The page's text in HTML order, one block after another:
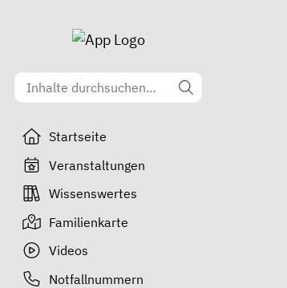
Startseite
Veranstaltungen
Wissenswertes
Familienkarte
Videos
Notfallnummern